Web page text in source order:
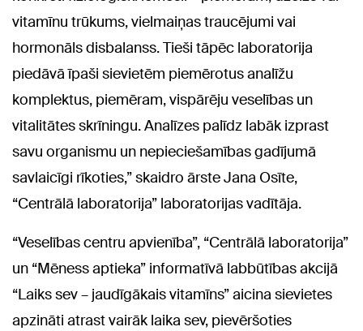
vitamīnu trūkums, vielmaiņas traucējumi vai
hormonāls disbalanss. Tieši tāpēc laboratorija
piedāvā īpaši sievietēm piemērotus analīžu
komplektus, piemēram, vispārēju veselības un
vitalitātes skrīningu. Analīzes palīdz labāk izprast
savu organismu un nepieciešamības gadījumā
savlaicīgi rīkoties,” skaidro ārste Jana Osīte,
“Centrālā laboratorija” laboratorijas vadītāja.
“Veselības centru apvienība”, “Centrālā laboratorija”
un “Mēness aptieka” informatīvā labbūtības akcijā
“Laiks sev – jaudīgākais vitamīns” aicina sievietes
apzināti atrast vairāk laika sev, pievēršoties